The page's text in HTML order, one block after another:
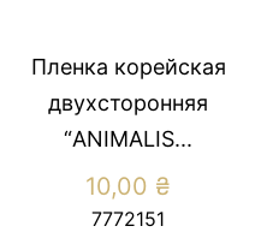
Пленка корейская
двухсторонняя
“ANIMALIS...
10,00 ₴
7772151